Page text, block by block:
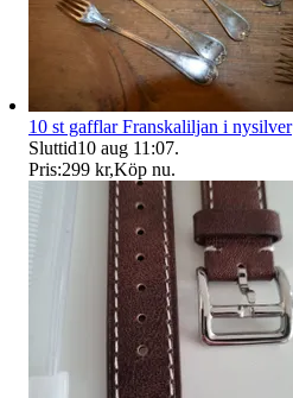
10 st gafflar Franskaliljan i nysilver
Sluttid10 aug 11:07.
Pris:299 kr,Köp nu.